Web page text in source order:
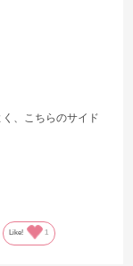
、こちらのサイド
分の足に馴染んで
Like! 1